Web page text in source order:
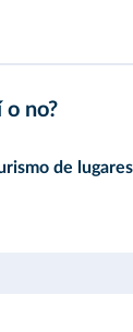
o no?
de